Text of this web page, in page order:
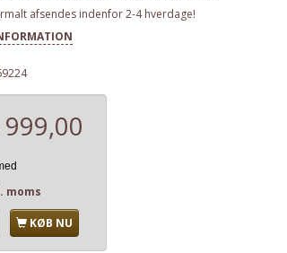
afsendes indenfor 2-4 hverdage!
999,00
moms
KØB NU